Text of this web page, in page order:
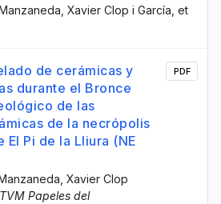
, Xavier Clop i García , et
de cerámicas y
durante el Bronce
de las
de la necrópolis
Pi de la Lliura (NE
, Xavier Clop
Papeles del
PDF